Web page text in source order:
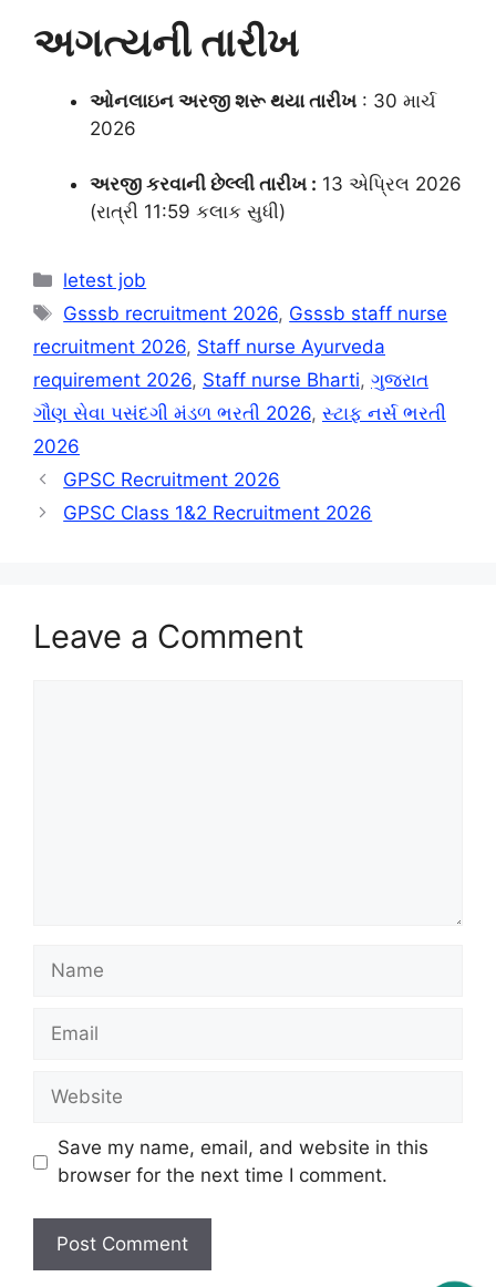
અગત્યની તારીખ
ઓનલાઇન અરજી શરૂ થયા તારીખ : 30 માર્ચ
2026
અરજી કરવાની છેલ્લી તારીખ : 13 એપ્રિલ 2026
(રાત્રી 11:59 કલાક સુધી)
Categories
letest job
Tags
Gsssb recruitment 2026, Gsssb staff nurse
recruitment 2026, Staff nurse Ayurveda
requirement 2026, Staff nurse Bharti, ગુજરાત
ગૌણ સેવા પસંદગી મંડળ ભરતી 2026, સ્ટાફ નર્સ ભરતી
2026
GPSC Recruitment 2026
GPSC Class 1&2 Recruitment 2026
Leave a Comment
Name
Email
Website
Save my name, email, and website in this
browser for the next time I comment.